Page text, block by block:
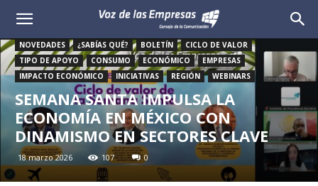
Voz
de
Empresas
NOVEDADES ¿SABÍAS QUÉ? BOLETÍN
CICLO DE VALOR
TIPO DE APOYO
CONSUMO ECONÓMICO
EMPRESAS
IMPACTO ECONÓMICO
INICIATIVAS REGIÓN WEBINARS
SEMANA SANTA IMPULSA LA
ECONOMÍA EN MÉXICO CON
DINAMISMO EN SECTORES CLAVE
18 marzo 2026 107 0